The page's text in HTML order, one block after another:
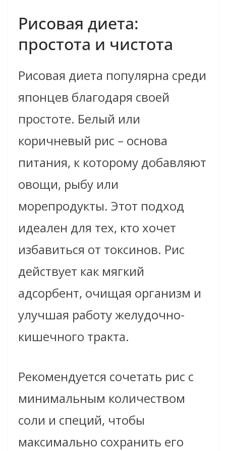
Рисовая диета:
простота и чистота
Рисовая диета популярна среди
японцев благодаря своей
простоте. Белый или
коричневый рис – основа
питания, к которому добавляют
овощи, рыбу или
морепродукты. Этот подход
идеален для тех, кто хочет
избавиться от токсинов. Рис
действует как мягкий
адсорбент, очищая организм и
улучшая работу желудочно-
кишечного тракта.
Рекомендуется сочетать рис с
минимальным количеством
соли и специй, чтобы
максимально сохранить его